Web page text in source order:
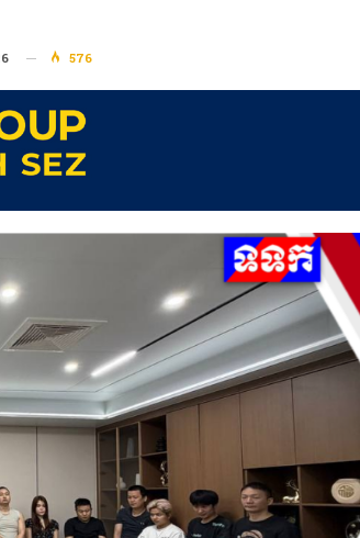
576